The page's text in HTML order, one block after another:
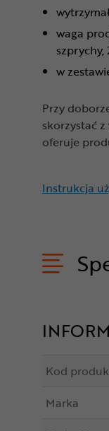
waga
w
Przy
skorzystać
oferuje
Instrukcja
Kod
Marka